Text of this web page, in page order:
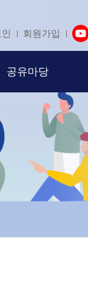
회원가입
공유마당